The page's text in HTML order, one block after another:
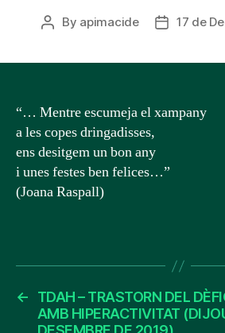
Post
By apimacide
Post17 de
“… Mentre escumeja el xampany
a les copes dringadisses,
ens desitgem un bon any
i unes festes ben felices…”
(Joana Raspall)
←
TDAH – TRASTORN DEL
AMB HIPERACTIVITAT